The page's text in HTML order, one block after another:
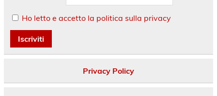
Ho letto e accetto la politica sulla privacy
Privacy Policy